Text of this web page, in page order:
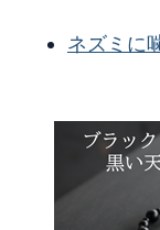
ネズミに